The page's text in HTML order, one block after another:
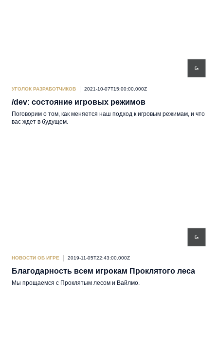
УГОЛОК РАЗРАБОТЧИКОВ 2021-10-07T15:00:00.000Z
/dev: состояние игровых режимов
Поговорим о том, как меняется наш подход к игровым режимам, и что
вас ждет в будущем.
НОВОСТИ ОБ ИГРЕ 2019-11-05T22:43:00.000Z
Благодарность всем игрокам Проклятого леса
Мы прощаемся с Проклятым лесом и Вайлмо.